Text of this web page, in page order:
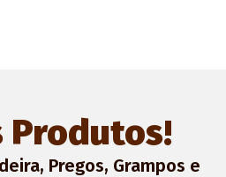
Produtos!
Pregos, Grampos e